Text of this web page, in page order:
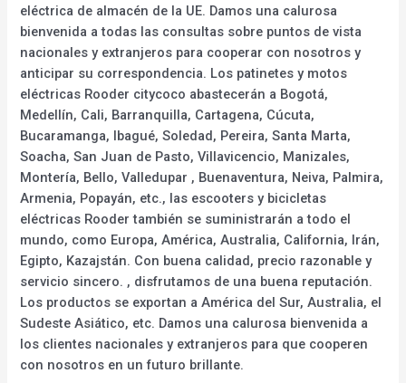
eléctrica de almacén de la UE. Damos una calurosa
bienvenida a todas las consultas sobre puntos de vista
nacionales y extranjeros para cooperar con nosotros y
anticipar su correspondencia. Los patinetes y motos
eléctricas Rooder citycoco abastecerán a Bogotá,
Medellín, Cali, Barranquilla, Cartagena, Cúcuta,
Bucaramanga, Ibagué, Soledad, Pereira, Santa Marta,
Soacha, San Juan de Pasto, Villavicencio, Manizales,
Montería, Bello, Valledupar , Buenaventura, Neiva, Palmira,
Armenia, Popayán, etc., las escooters y bicicletas
eléctricas Rooder también se suministrarán a todo el
mundo, como Europa, América, Australia, California, Irán,
Egipto, Kazajstán. Con buena calidad, precio razonable y
servicio sincero. , disfrutamos de una buena reputación.
Los productos se exportan a América del Sur, Australia, el
Sudeste Asiático, etc. Damos una calurosa bienvenida a
los clientes nacionales y extranjeros para que cooperen
con nosotros en un futuro brillante.